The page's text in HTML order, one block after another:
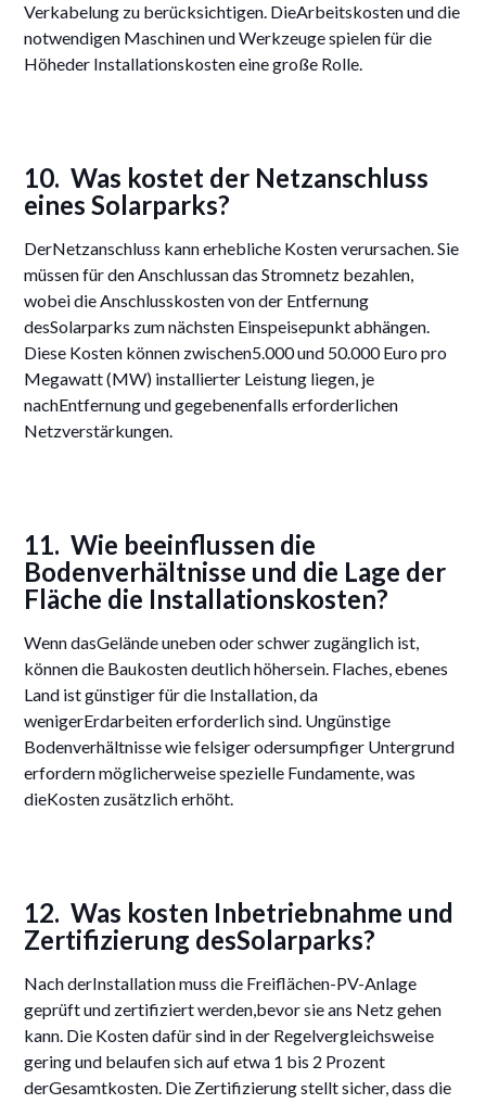
Verkabelung zu berücksichtigen. DieArbeitskosten und die
notwendigen Maschinen und Werkzeuge spielen für die
Höheder Installationskosten eine große Rolle.
10. Was kostet der Netzanschluss
eines Solarparks?
DerNetzanschluss kann erhebliche Kosten verursachen. Sie
müssen für den Anschlussan das Stromnetz bezahlen,
wobei die Anschlusskosten von der Entfernung
desSolarparks zum nächsten Einspeisepunkt abhängen.
Diese Kosten können zwischen5.000 und 50.000 Euro pro
Megawatt (MW) installierter Leistung liegen, je
nachEntfernung und gegebenenfalls erforderlichen
Netzverstärkungen.
11. Wie beeinflussen die
Bodenverhältnisse und die Lage der
Fläche die Installationskosten?
Wenn dasGelände uneben oder schwer zugänglich ist,
können die Baukosten deutlich höhersein. Flaches, ebenes
Land ist günstiger für die Installation, da
wenigerErdarbeiten erforderlich sind. Ungünstige
Bodenverhältnisse wie felsiger odersumpfiger Untergrund
erfordern möglicherweise spezielle Fundamente, was
dieKosten zusätzlich erhöht.
12. Was kosten Inbetriebnahme und
Zertifizierung desSolarparks?
Nach derInstallation muss die Freiflächen-PV-Anlage
geprüft und zertifiziert werden,bevor sie ans Netz gehen
kann. Die Kosten dafür sind in der Regelvergleichsweise
gering und belaufen sich auf etwa 1 bis 2 Prozent
derGesamtkosten. Die Zertifizierung stellt sicher, dass die